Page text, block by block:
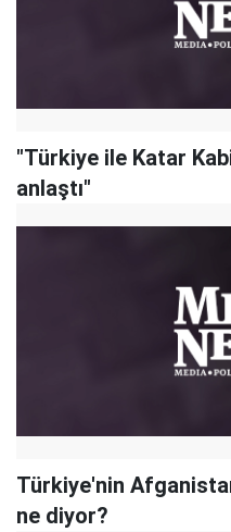
"Türkiye ile Katar
anlaştı"
Türkiye'nin
ne diyor?